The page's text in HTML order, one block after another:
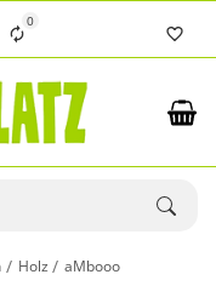
0
Holz
aMbooo